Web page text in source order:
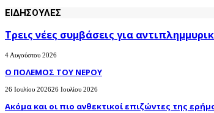
ΕΙΔΗΣΟΥΛΕΣ
Τρεις νέες συμβάσεις για
4 Αυγούστου 2026
Ο ΠΟΛΕΜΟΣ ΤΟΥ ΝΕΡΟΥ
26 Ιουλίου 202626 Ιουλίου 2026
Ακόμα και οι πιο ανθεκτικοί επιζώντες της